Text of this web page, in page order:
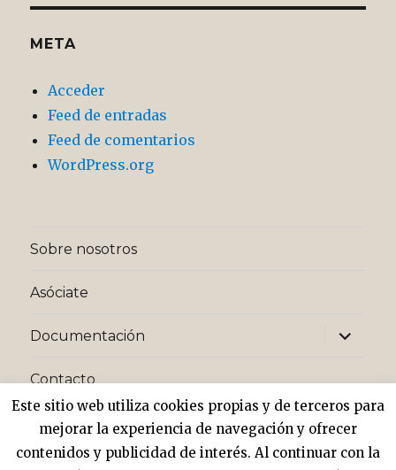
META
Acceder
Feed de entradas
Feed de comentarios
WordPress.org
Sobre nosotros
Asóciate
Documentación
expande
Contacto
Privacidad y cookies
expande
el
menú
inferior
Este sitio web utiliza cookies propias y de terceros para
mejorar la experiencia de navegación y ofrecer
contenidos y publicidad de interés. Al continuar con la